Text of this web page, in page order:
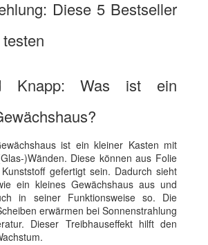
Diese 5 Bestseller
Knapp: Was ist ein
ist ein kleiner Kasten mit
)Wänden. Diese können aus Folie
gefertigt sein. Dadurch sieht
ein kleines Gewächshaus aus und
in seiner Funktionsweise so. Die
erwärmen bei Sonnenstrahlung
Dieser Treibhauseffekt hilft den